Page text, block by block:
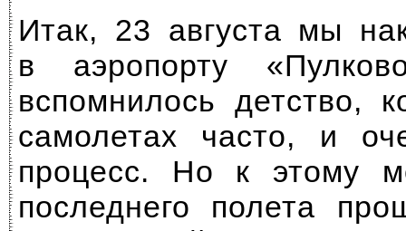
Итак, 23 августа мы
в аэропорту
вспомнилось детство,
самолетах часто, и
процесс. Но к этому
последнего полета